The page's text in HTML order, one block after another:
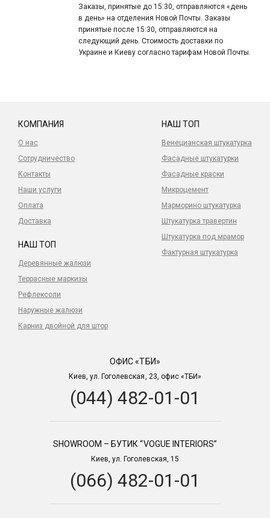
Заказы, принятые до 15:30, отправляются «день
в день» на отделения Новой Почты. Заказы
принятые после 15:30, отправляются на
следующий день. Стоимость доставки по
Украине и Киеву согласно тарифам Новой Почты.
КОМПАНИЯ
О нас
Сотрудничество
Контакты
Наши услуги
Оплата
Доставка
НАШ ТОП
Венецианская штукатурка
Фасадные штукатурки
Фасадные краски
Микроцемент
Марморино штукатурка
Штукатурка травертин
Штукатурка под мрамор
Фактурная штукатурка
НАШ ТОП
Деревянные жалюзи
Террасные маркизы
Рефлексоли
Наружные жалюзи
Карниз двойной для штор
ОФИС «ТБИ»
Киев, ул. Гоголевская, 23, офис «ТБИ»
(044) 482-01-01
SHOWROOM – БУТИК “VOGUE INTERIORS”
Киев, ул. Гоголевская, 15
(066) 482-01-01